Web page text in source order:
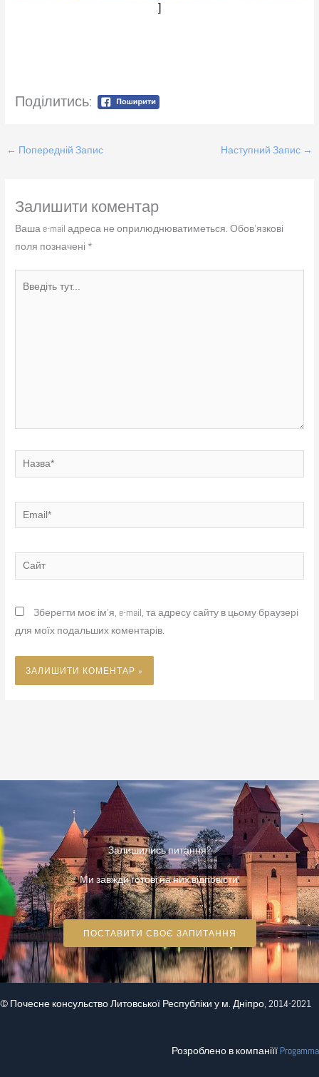
]
Поділитись:
← Попередній Запис Наступний Запис →
Залишити коментар
Ваша e-mail адреса не оприлюднюватиметься. Обов’язкові
поля позначені *
Назва*
Email*
Сайт
Зберегти моє ім'я, e-mail, та адресу сайту в цьому браузері
для моїх подальших коментарів.
Залишились питання?
Ми завжди готові на них відповісти!
ПОСТАВИТИ СВОЄ ЗАПИТАННЯ
© Почесне консульство Литовської Республіки у м. Дніпро, 2014-2021
Розроблено в компаніїї Progamma